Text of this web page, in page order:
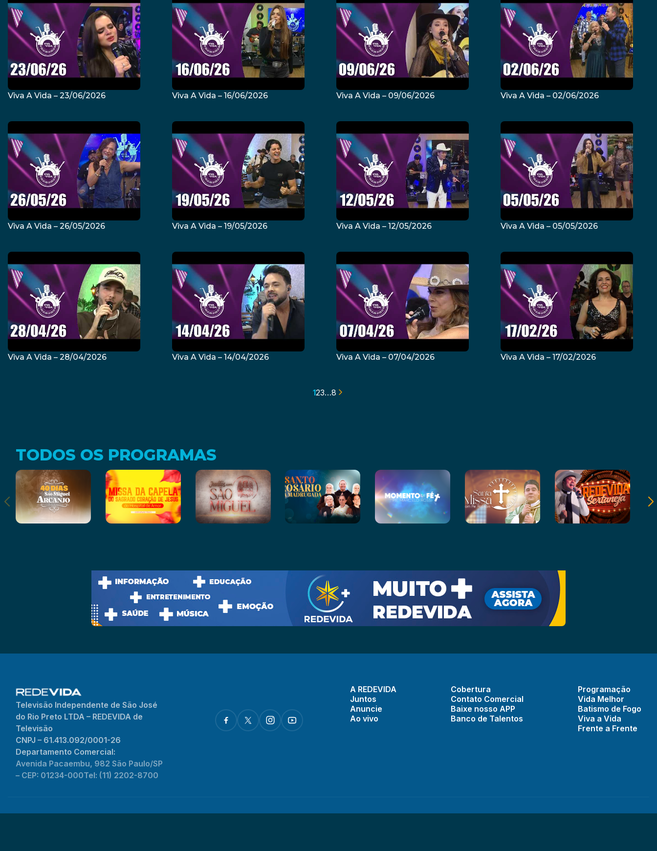
Viva A Vida – 23/06/2026 Viva A Vida – 16/06/2026 Viva A Vida – 09/06/2026 Viva A Vida – 02/06/2026
Viva A Vida – 26/05/2026 Viva A Vida – 19/05/2026 Viva A Vida – 12/05/2026 Viva A Vida – 05/05/2026
Viva A Vida – 28/04/2026 Viva A Vida – 14/04/2026 Viva A Vida – 07/04/2026 Viva A Vida – 17/02/2026
123…8
TODOS OS PROGRAMAS
Televisão Independente de São José
do Rio Preto LTDA – REDEVIDA de
Televisão
CNPJ – 61.413.092/0001-26
Departamento Comercial:
Avenida Pacaembu, 982 São Paulo/SP
– CEP: 01234-000Tel: (11) 2202-8700
A REDEVIDA
Juntos
Anuncie
Ao vivo
Cobertura
Contato Comercial
Baixe nosso APP
Banco de Talentos
Programação
Vida Melhor
Batismo de Fogo
Viva a Vida
Frente a Frente